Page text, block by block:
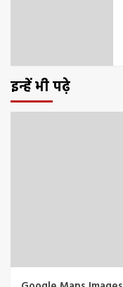
इन्हें भी पढ़े